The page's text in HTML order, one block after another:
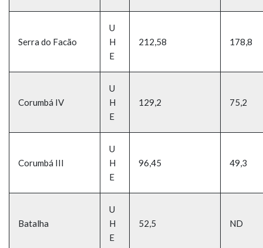
Serra do Facão
U
H
E
212,58 178,8
Corumbá IV
U
H
E
129,2 75,2
Corumbá III
U
H
E
96,45 49,3
Batalha
U
H
E
52,5 ND